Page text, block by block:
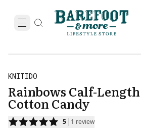
KNITIDO
Rainbows Calf-
Cotton Candy
5 1 review